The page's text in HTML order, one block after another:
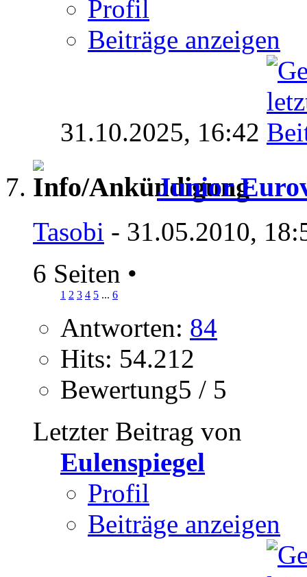
Profil
Beiträge anzeigen
31.10.2025, 16:42
Junior
Tasobi - 31.05.2010,
6 Seiten •
1 2 3 4 5 ... 6
Antworten: 84
Hits: 54.212
Bewertung5 / 5
Letzter Beitrag von
Eulenspiegel
Profil
Beiträge anzeigen